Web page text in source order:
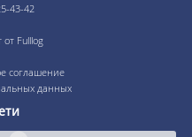
43-42
Fulllog
соглашение
данных